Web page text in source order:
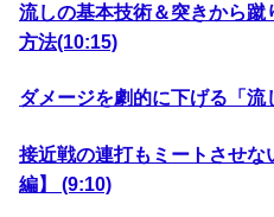
流しの基本技術＆突きから
方法(10:15)
ダメージを劇的に下げる「
接近戦の連打もミートさせ
編】 (9:10)